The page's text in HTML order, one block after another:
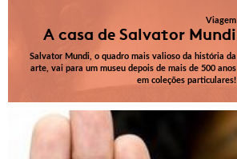
Viagem
A casa de Salvator Mundi
Salvator Mundi, o quadro mais valioso da história da
arte, vai para um museu depois de mais de 500 anos
em coleções particulares!